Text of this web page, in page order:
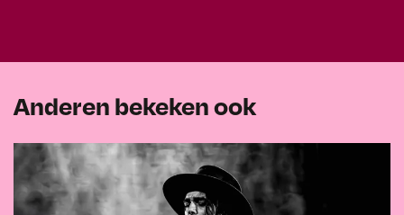
Anderen bekeken ook